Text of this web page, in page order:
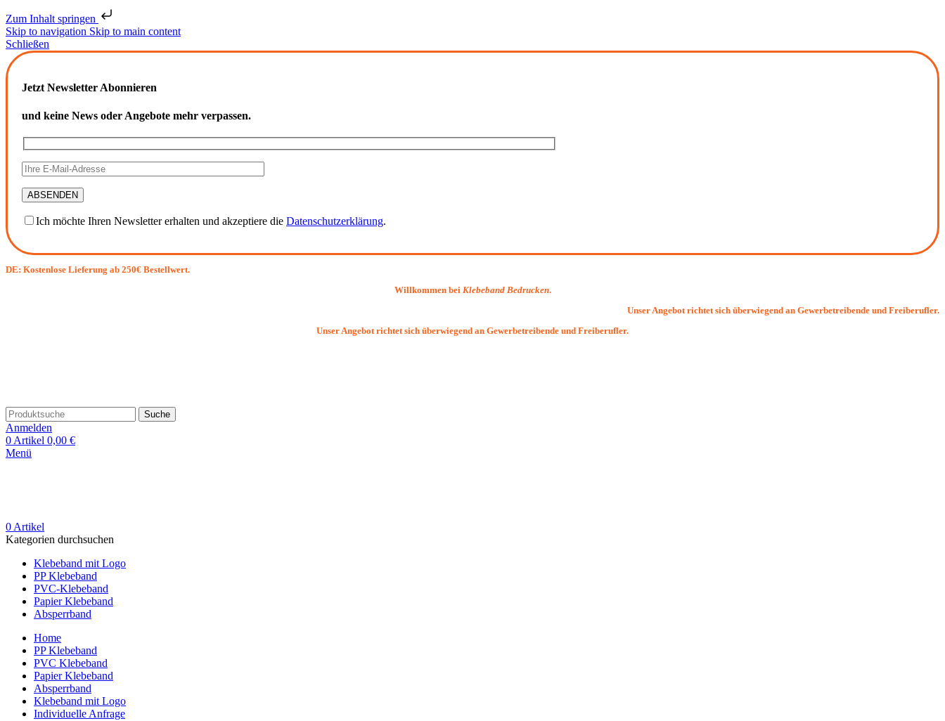
Zum Inhalt springen
Skip to navigation Skip to main content
Schließen
Jetzt Newsletter Abonnieren
und keine News oder Angebote mehr verpassen.
Ich möchte Ihren Newsletter erhalten und akzeptiere die Datenschutzerklärung.
DE: Kostenlose Lieferung ab 250€ Bestellwert.
Willkommen bei Klebeband Bedrucken.
Unser Angebot richtet sich überwiegend an Gewerbetreibende und Freiberufler.
Unser Angebot richtet sich überwiegend an Gewerbetreibende und Freiberufler.
Suche
Anmelden
0 Artikel 0,00 €
Menü
0 Artikel
Kategorien durchsuchen
Klebeband mit Logo
PP Klebeband
PVC-Klebeband
Papier Klebeband
Absperrband
Home
PP Klebeband
PVC Klebeband
Papier Klebeband
Absperrband
Klebeband mit Logo
Individuelle Anfrage